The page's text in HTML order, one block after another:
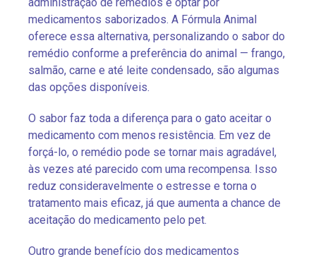
administração de remédios é optar por
medicamentos saborizados. A Fórmula Animal
oferece essa alternativa, personalizando o sabor do
remédio conforme a preferência do animal — frango,
salmão, carne e até leite condensado, são algumas
das opções disponíveis.
O sabor faz toda a diferença para o gato aceitar o
medicamento com menos resistência. Em vez de
forçá-lo, o remédio pode se tornar mais agradável,
às vezes até parecido com uma recompensa. Isso
reduz consideravelmente o estresse e torna o
tratamento mais eficaz, já que aumenta a chance de
aceitação do medicamento pelo pet.
Outro grande benefício dos medicamentos